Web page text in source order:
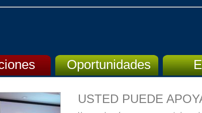
Oportunidades
USTED PUEDE